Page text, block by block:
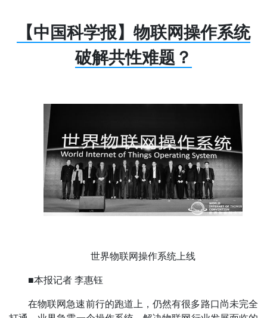
【中国科学报】物联网操作系统
破解共性难题？
世界物联网操作系统上线
■本报记者 李惠钰
在物联网急速前行的跑道上，仍然有很多路口尚未完全